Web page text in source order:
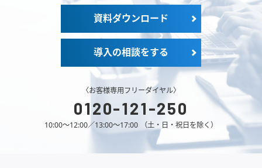
資料ダウンロード
導⼊の相談をする
〈お客様専⽤フリーダイヤル〉
0120-121-250
10:00～12:00∕13:00～17:00 （⼟・⽇・祝⽇を除く）